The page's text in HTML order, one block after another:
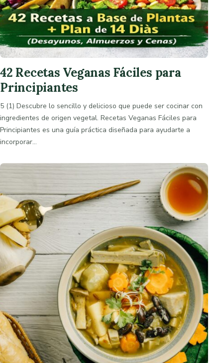
42 Recetas Veganas Fáciles para
Principiantes
5 (1) Descubre lo sencillo y delicioso que puede ser cocinar con
ingredientes de origen vegetal. Recetas Veganas Fáciles para
Principiantes es una guía práctica diseñada para ayudarte a
incorporar…